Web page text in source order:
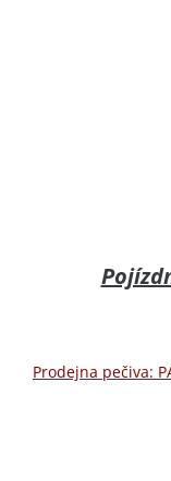
Prodejna pečiva: